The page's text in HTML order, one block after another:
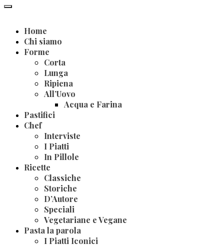
Home
Chi siamo
Forme
Corta
Lunga
Ripiena
All’Uovo
Acqua e Farina
Pastifici
Chef
Interviste
I Piatti
In Pillole
Ricette
Classiche
Storiche
D’Autore
Speciali
Vegetariane e Vegane
Pasta la parola
I Piatti Iconici